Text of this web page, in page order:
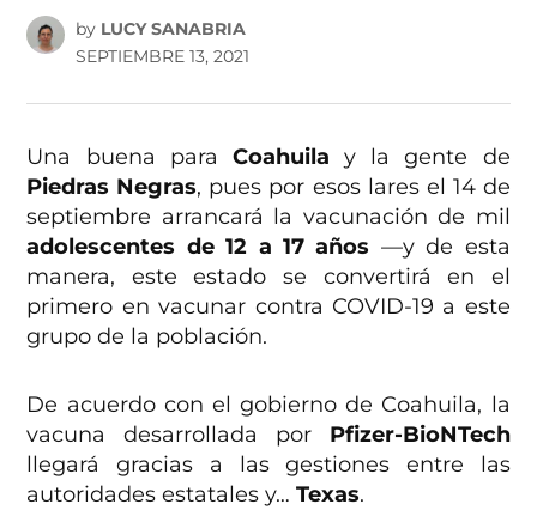
by LUCY SANABRIA
SEPTIEMBRE 13, 2021
Una buena para Coahuila y la gente de
Piedras Negras, pues por esos lares el 14 de
septiembre arrancará la vacunación de mil
adolescentes de 12 a 17 años —y de esta
manera, este estado se convertirá en el
primero en vacunar contra COVID-19 a este
grupo de la población.
De acuerdo con el gobierno de Coahuila, la
vacuna desarrollada por Pfizer-BioNTech
llegará gracias a las gestiones entre las
autoridades estatales y…Texas.